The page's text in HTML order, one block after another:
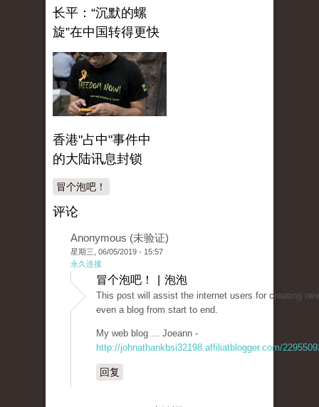
长平：“沉默的螺
旋”在中国转得更快
香港"占中"事件中
的大陆讯息封锁
冒个泡吧！
评论
Anonymous (未验证)
星期三, 06/05/2019 - 15:57
永久连接
冒个泡吧！ | 泡泡
This post will assist the internet users for creating
even a blog from start to end.
My web blog ... Joeann -
http://johnathankbsi32198.affiliatblogger.com/
回复